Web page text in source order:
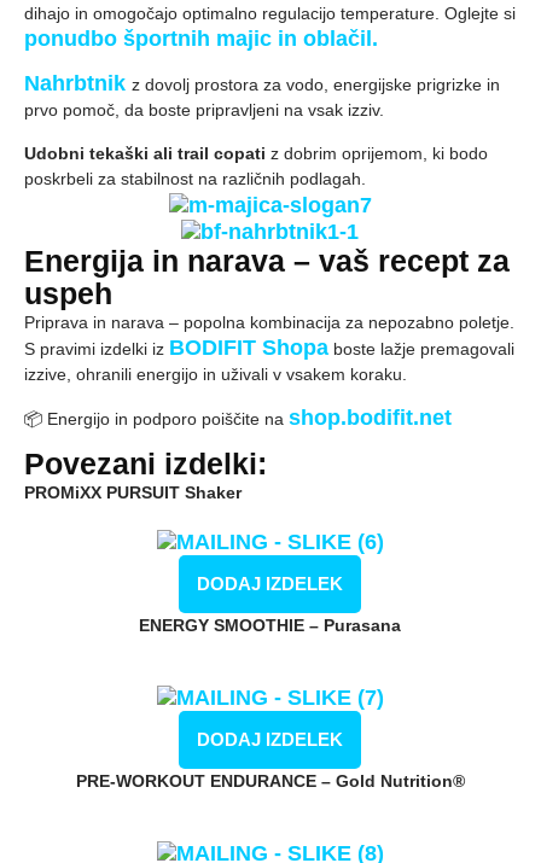
dihajo in omogočajo optimalno regulacijo temperature. Oglejte si
ponudbo športnih majic in oblačil.
Nahrbtnik z dovolj prostora za vodo, energijske prigrizke in
prvo pomoč, da boste pripravljeni na vsak izziv.
Udobni tekaški ali trail copati z dobrim oprijemom, ki bodo
poskrbeli za stabilnost na različnih podlagah.
Energija in narava – vaš recept za
uspeh
Priprava in narava – popolna kombinacija za nepozabno poletje.
S pravimi izdelki iz BODIFIT Shopa boste lažje premagovali
izzive, ohranili energijo in uživali v vsakem koraku.
📦 Energijo in podporo poiščite na shop.bodifit.net
Povezani izdelki:
PROMiXX PURSUIT Shaker
DODAJ IZDELEK
ENERGY SMOOTHIE – Purasana
DODAJ IZDELEK
PRE-WORKOUT ENDURANCE – Gold Nutrition®